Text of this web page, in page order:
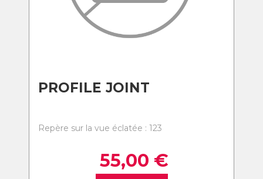
PROFILE JOINT
Repère sur la vue éclatée : 123
55,00 €